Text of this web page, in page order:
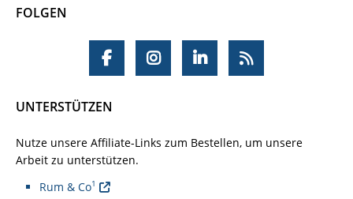
FOLGEN
UNTERSTÜTZEN
Nutze unsere Affiliate-Links zum Bestellen, um unsere
Arbeit zu unterstützen.
Rum & Co1